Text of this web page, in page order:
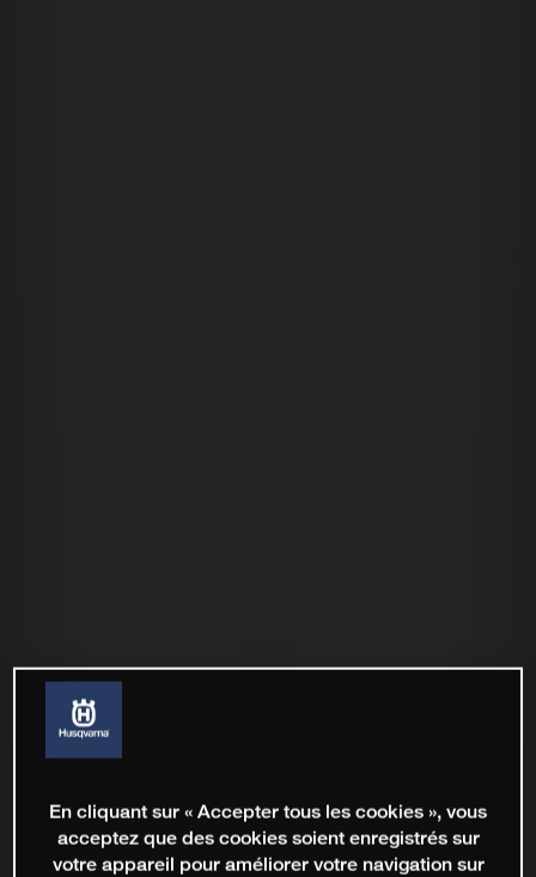
En cliquant sur « Accepter tous les cookies », vous
acceptez que des cookies soient enregistrés sur
votre appareil pour améliorer votre navigation sur